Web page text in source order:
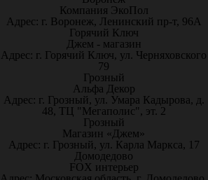
Компания ЭкоПол
Адрес: г. Воронеж, Ленинский пр-т, 96А
Горячий Ключ
Джем - магазин
Адрес: г. Горячий Ключ, ул. Черняховского
79
Грозный
Альфа Декор
Адрес: г. Грозный, ул. Умара Кадырова, д.
48, ТЦ "Мегаполис", эт. 2
Грозный
Магазин «Джем»
Адрес: г. Грозный, ул. Карла Маркса, 17
Домодедово
FOX интерьер